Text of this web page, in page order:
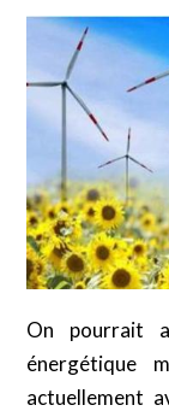
On pourrait
énergétique
actuellement